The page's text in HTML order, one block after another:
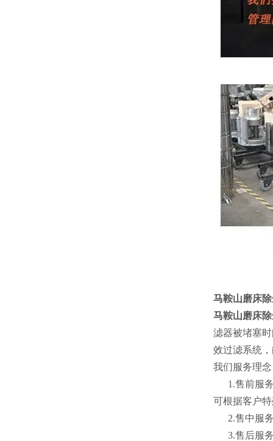
马鞍山磨床
马鞍山磨床
滤器被堵塞
效过滤系统
我们服务理
1.售前服务
可根据客户
2.售中服务
3.售后服务